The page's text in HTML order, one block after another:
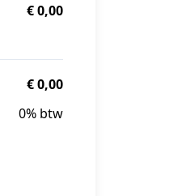
€ 0,00
€ 0,00
0% btw